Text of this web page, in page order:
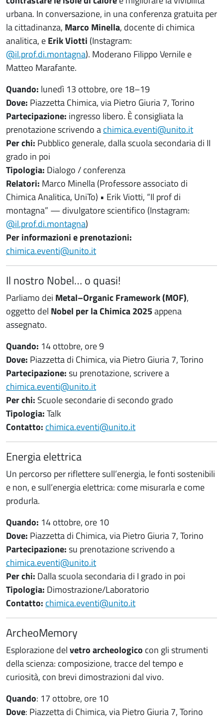
urbana. In conversazione, in una conferenza gratuita per
la cittadinanza, Marco Minella, docente di chimica
analitica, eErik Viotti (Instagram:
@il.prof.di.montagna). Moderano Filippo Vernile e
Matteo Marafante.
Quando: lunedì 13 ottobre, ore 18–19
Dove: Piazzetta Chimica, via Pietro Giuria 7, Torino
Partecipazione: ingresso libero. È consigliata la
prenotazione scrivendo achimica.eventi@unito.it
Per chi: Pubblico generale, dalla scuola secondaria di II
grado in poi
Tipologia: Dialogo / conferenza
Relatori: Marco Minella (Professore associato di
Chimica Analitica, UniTo) • Erik Viotti, “Il prof di
montagna” — divulgatore scientifico (Instagram:
@il.prof.di.montagna)
Per informazioni e prenotazioni:
chimica.eventi@unito.it
Il nostro Nobel… o quasi!
Parliamo dei Metal–Organic Framework (MOF),
oggetto del Nobel per la Chimica 2025appena
assegnato.
Quando: 14 ottobre, ore 9
Dove: Piazzetta di Chimica, via Pietro Giuria 7, Torino
Partecipazione:su prenotazione, scrivere a
chimica.eventi@unito.it
Per chi: Scuole secondarie di secondo grado
Tipologia:Talk
Contatto: chimica.eventi@unito.it
Energia elettrica
Un percorso per riflettere sull’energia, le fonti sostenibili
e non, e sull’energia elettrica: come misurarla e come
produrla.
Quando: 14 ottobre, ore 10
Dove: Piazzetta di Chimica, via Pietro Giuria 7, Torino
Partecipazione:su prenotazione scrivendo a
chimica.eventi@unito.it
Per chi: Dalla scuola secondaria di I grado in poi
Tipologia: Dimostrazione/Laboratorio
Contatto: chimica.eventi@unito.it
ArcheoMemory
Esplorazione delvetro archeologico con gli strumenti
della scienza: composizione, tracce del tempo e
curiosità, con brevi dimostrazioni dal vivo.
Quando: 17 ottobre, ore 10
Dove: Piazzetta di Chimica, via Pietro Giuria 7, Torino